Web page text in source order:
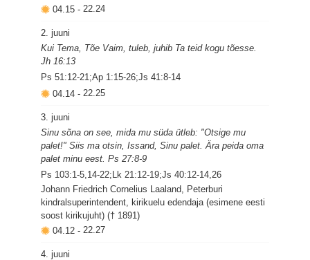
04.15-22.24
2. juuni
Kui Tema, Tõe Vaim, tuleb, juhib Ta teid kogu tõesse.
Jh 16:13
Ps 51:12-21;Ap 1:15-26;Js 41:8-14
04.14-22.25
3. juuni
Sinu sõna on see, mida mu süda ütleb: "Otsige mu
palet!" Siis ma otsin, Issand, Sinu palet. Ära peida oma
palet minu eest. Ps 27:8-9
Ps 103:1-5,14-22;Lk 21:12-19;Js 40:12-14,26
Johann Friedrich Cornelius Laaland, Peterburi
kindralsuperintendent, kirikuelu edendaja (esimene eesti
soost kirikujuht) († 1891)
04.12-22.27
4. juuni